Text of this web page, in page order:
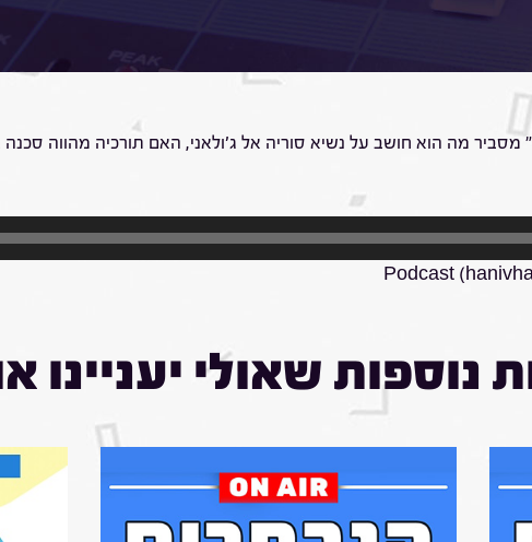
מה הוא חושב על נשיא סוריה אל ג'ולאני, האם תורכיה מהווה סכנה
Podcast
נוספות שאולי יעניינו